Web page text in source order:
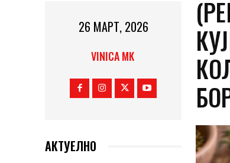
26 МАРТ, 2026
VINICA MK
АКТУЕЛНО